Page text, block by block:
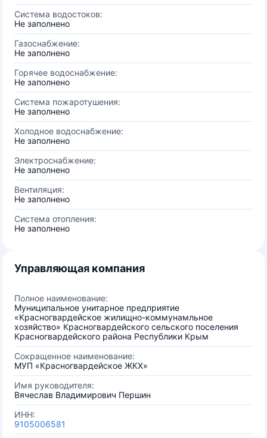
Система водостоков:
Не заполнено
Газоснабжение:
Не заполнено
Горячее водоснабжение:
Не заполнено
Система пожаротушения:
Не заполнено
Холодное водоснабжение:
Не заполнено
Электроснабжение:
Не заполнено
Вентиляция:
Не заполнено
Система отопления:
Не заполнено
Управляющая компания
Полное наименование:
Муниципальное унитарное предприятие
«Красногвардейское жилищно-коммунамльное
хозяйство» Красногвардейского сельского поселения
Красногвардейского района Республики Крым
Сокращенное наименование:
МУП «Красногвардейское ЖКХ»
Имя руководителя:
Вячеслав Владимирович Першин
ИНН:
9105006581